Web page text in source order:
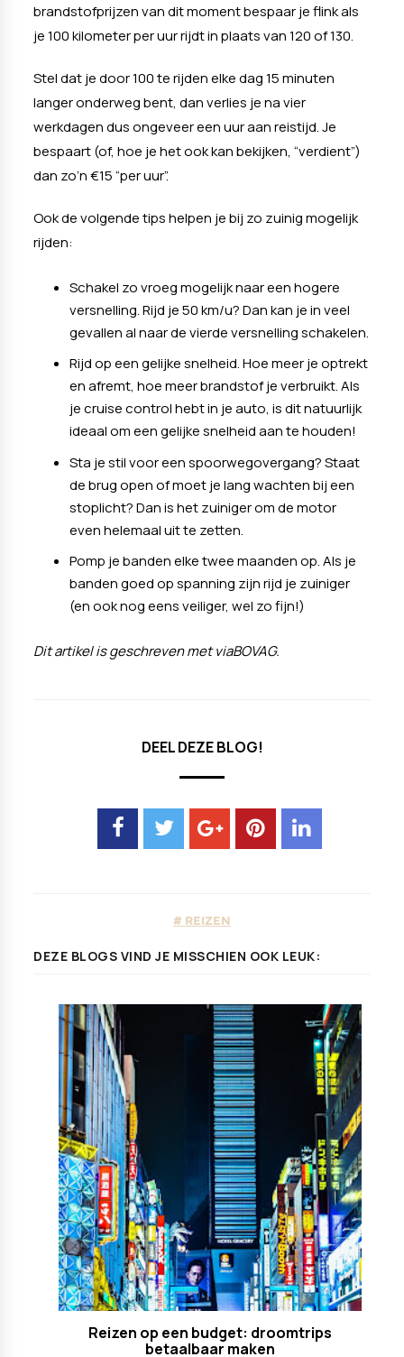
brandstofprijzen van dit moment bespaar je flink als
je 100 kilometer per uur rijdt in plaats van 120 of 130.
Stel dat je door 100 te rijden elke dag 15 minuten
langer onderweg bent, dan verlies je na vier
werkdagen dus ongeveer een uur aan reistijd. Je
bespaart (of, hoe je het ook kan bekijken, “verdient”)
dan zo’n €15 “per uur”.
Ook de volgende tips helpen je bij zo zuinig mogelijk
rijden:
Schakel zo vroeg mogelijk naar een hogere
versnelling. Rijd je 50 km/u? Dan kan je in veel
gevallen al naar de vierde versnelling schakelen.
Rijd op een gelijke snelheid. Hoe meer je optrekt
en afremt, hoe meer brandstof je verbruikt. Als
je cruise control hebt in je auto, is dit natuurlijk
ideaal om een gelijke snelheid aan te houden!
Sta je stil voor een spoorwegovergang? Staat
de brug open of moet je lang wachten bij een
stoplicht? Dan is het zuiniger om de motor
even helemaal uit te zetten.
Pomp je banden elke twee maanden op. Als je
banden goed op spanning zijn rijd je zuiniger
(en ook nog eens veiliger, wel zo fijn!)
Dit artikel is geschreven met viaBOVAG.
DEEL DEZE BLOG!
REIZEN
DEZE BLOGS VIND JE MISSCHIEN OOK LEUK:
Reizen op een budget: droomtrips
betaalbaar maken